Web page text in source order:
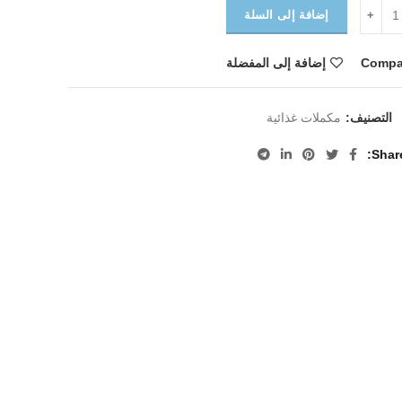
إضافة إلى السلة
إضافة إلى المفضلة
التصنيف: مكملات غذائية